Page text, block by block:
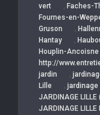
vert
, Faches-
Fournes-en-
Gruson ,
Hantay ,
Houplin-Ancoisne
http://
jardin ,
Lille
,
JARDINAGE LILLE
JARDINAGE